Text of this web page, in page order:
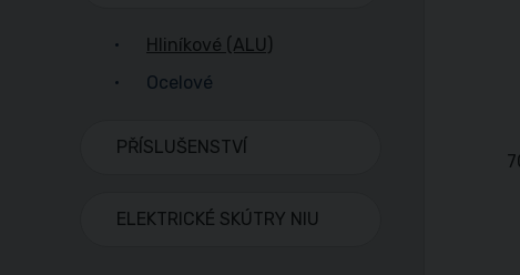
Hliníkové (ALU)
Ocelové
PŘÍSLUŠENSTVÍ
ELEKTRICKÉ SKÚTRY NIU